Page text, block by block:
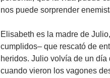
nos puede sorprender
Elisabeth es la madre de
cumplidos– que rescató de
heridos. Julio volvía de un
cuando vieron los vagones